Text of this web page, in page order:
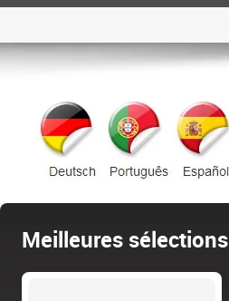
Meilleures sélections